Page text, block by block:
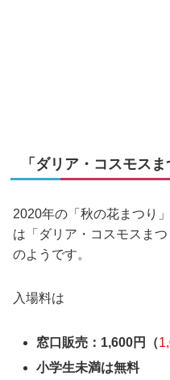
「ダリア・コスモス
2020年の「秋の花まつり
は「ダリア・コスモスま
のようです。
入場料は
窓口販売：1,600円 （
小学生未満は無料